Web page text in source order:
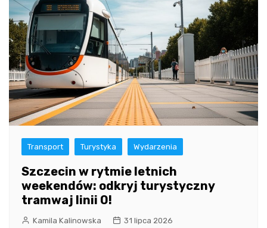
Transport Turystyka Wydarzenia
Szczecin w rytmie letnich
weekendów: odkryj turystyczny
tramwaj linii 0!
Kamila Kalinowska 31 lipca 2026